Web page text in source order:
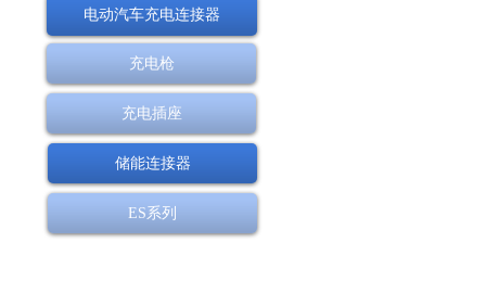
电动汽车充电连接器
充电枪
充电插座
储能连接器
ES系列